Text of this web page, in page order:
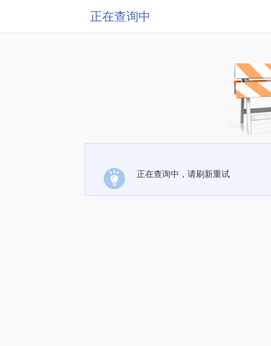
正在查询中
正在查询中，请刷新重试